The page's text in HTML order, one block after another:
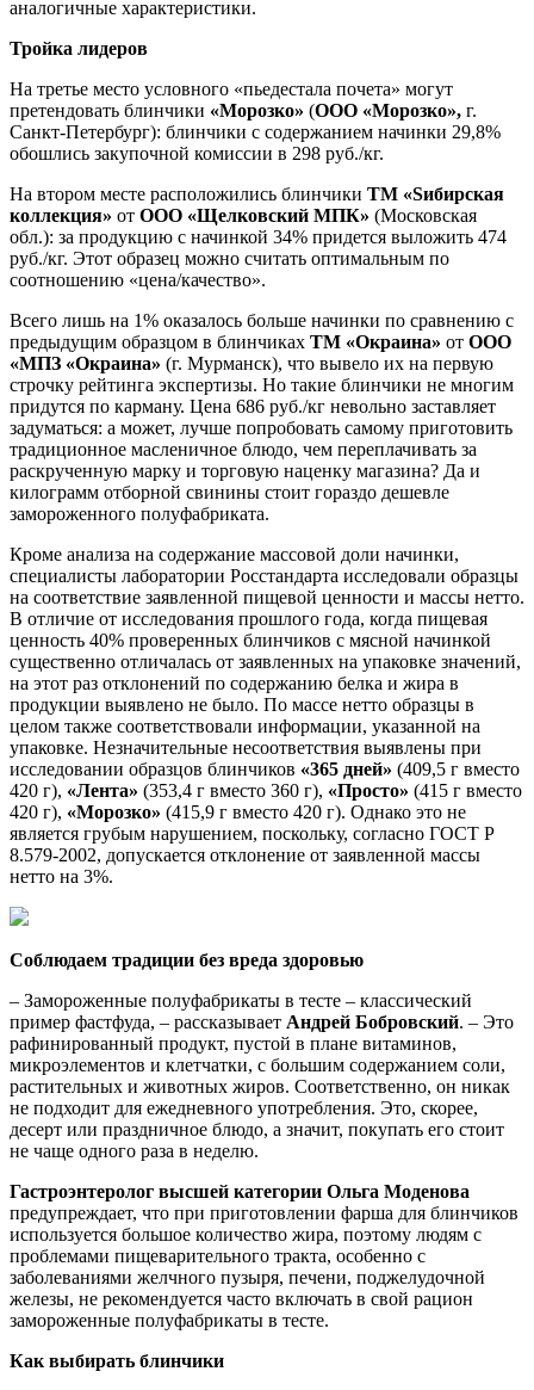
аналогичные характеристики.
Тройка лидеров
На третье место условного «пьедестала почета» могут
претендовать блинчики «Морозко» (ООО «Морозко», г.
Санкт-Петербург): блинчики с содержанием начинки 29,8%
обошлись закупочной комиссии в 298 руб./кг.
На втором месте расположились блинчики ТМ «Sибирская
коллекция» от ООО «Щелковский МПК» (Московская
обл.): за продукцию с начинкой 34% придется выложить 474
руб./кг. Этот образец можно считать оптимальным по
соотношению «цена/качество».
Всего лишь на 1% оказалось больше начинки по сравнению с
предыдущим образцом в блинчиках ТМ «Окраина» от ООО
«МПЗ «Окраина» (г. Мурманск), что вывело их на первую
строчку рейтинга экспертизы. Но такие блинчики не многим
придутся по карману. Цена 686 руб./кг невольно заставляет
задуматься: а может, лучше попробовать самому приготовить
традиционное масленичное блюдо, чем переплачивать за
раскрученную марку и торговую наценку магазина? Да и
килограмм отборной свинины стоит гораздо дешевле
замороженного полуфабриката.
Кроме анализа на содержание массовой доли начинки,
специалисты лаборатории Росстандарта исследовали образцы
на соответствие заявленной пищевой ценности и массы нетто.
В отличие от исследования прошлого года, когда пищевая
ценность 40% проверенных блинчиков с мясной начинкой
существенно отличалась от заявленных на упаковке значений,
на этот раз отклонений по содержанию белка и жира в
продукции выявлено не было. По массе нетто образцы в
целом также соответствовали информации, указанной на
упаковке. Незначительные несоответствия выявлены при
исследовании образцов блинчиков «365 дней» (409,5 г вместо
420 г), «Лента» (353,4 г вместо 360 г), «Просто» (415 г вместо
420 г), «Морозко» (415,9 г вместо 420 г). Однако это не
является грубым нарушением, поскольку, согласно ГОСТ Р
8.579-2002, допускается отклонение от заявленной массы
нетто на 3%.
Соблюдаем традиции без вреда здоровью
– Замороженные полуфабрикаты в тесте – классический
пример фастфуда, – рассказывает Андрей Бобровский. – Это
рафинированный продукт, пустой в плане витаминов,
микроэлементов и клетчатки, с большим содержанием соли,
растительных и животных жиров. Соответственно, он никак
не подходит для ежедневного употребления. Это, скорее,
десерт или праздничное блюдо, а значит, покупать его стоит
не чаще одного раза в неделю.
Гастроэнтеролог высшей категории Ольга Моденова
предупреждает, что при приготовлении фарша для блинчиков
используется большое количество жира, поэтому людям с
проблемами пищеварительного тракта, особенно с
заболеваниями желчного пузыря, печени, поджелудочной
железы, не рекомендуется часто включать в свой рацион
замороженные полуфабрикаты в тесте.
Как выбирать блинчики